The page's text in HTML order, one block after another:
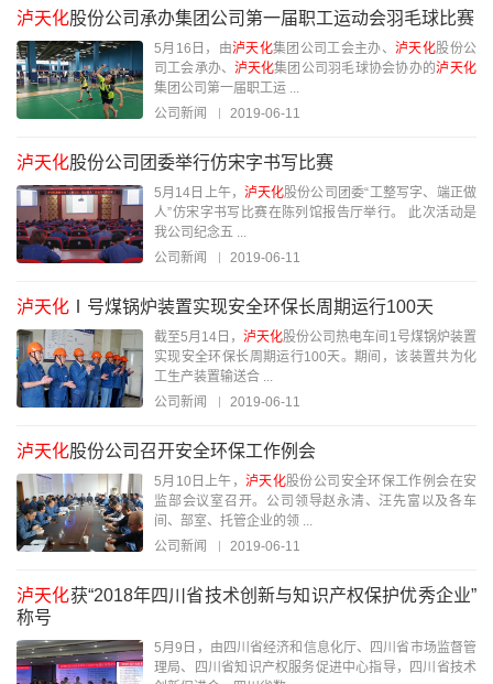
泸天化股份公司承办集团公司第一届职工运动会羽毛球比赛
5月16日，由泸天化集团公司工会主办、 泸天化股份公
司工会承办、 泸天化集团公司羽毛球协会协办的泸天化
集团公司第一届职工运 ...
公司新闻
2019-06-11
泸天化股份公司团委举行仿宋字书写比赛
5月14日上午， 泸天化股份公司团委“工整写字、端正做
人”仿宋字书写比赛在陈列馆报告厅举行。 此次活动是
我公司纪念五 ...
公司新闻
2019-06-11
泸天化 Ⅰ号煤锅炉装置实现安全环保长周期运行100天
截至5月14日， 泸天化股份公司热电车间1号煤锅炉装置
实现安全环保长周期运行100天。期间，该装置共为化
工生产装置输送合 ...
公司新闻
2019-06-11
泸天化股份公司召开安全环保工作例会
5月10日上午， 泸天化股份公司安全环保工作例会在安
监部会议室召开。公司领导赵永清、汪先富以及各车
间、部室、托管企业的领 ...
公司新闻
2019-06-11
泸天化获“2018年四川省技术创新与知识产权保护优秀企业”
称号
5月9日，由四川省经济和信息化厅、四川省市场监督管
理局、四川省知识产权服务促进中心指导，四川省技术